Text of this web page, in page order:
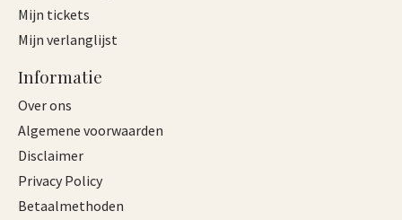
Mijn tickets
Mijn verlanglijst
Informatie
Over ons
Algemene voorwaarden
Disclaimer
Privacy Policy
Betaalmethoden